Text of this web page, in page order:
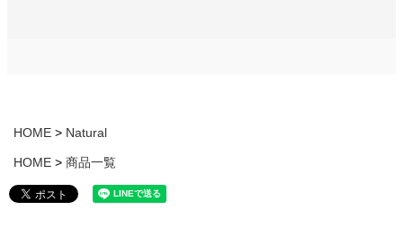
HOME Natural
HOME 商品一覧